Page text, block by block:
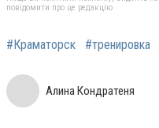
повідомити про це редакцію
#Краматорск #тренировка
Алина Кондратеня